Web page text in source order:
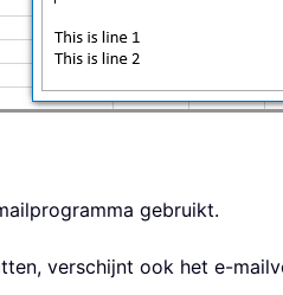
gebruikt.
verschijnt ook het e-